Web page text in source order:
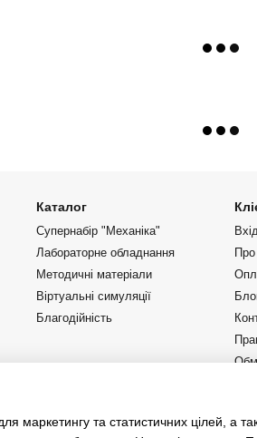
Каталог
Супернабір "Механіка"
Лабораторне обладнання
Методичні матеріали
Віртуальні симуляції
Благодійність
маркетингу та статистичних цілей, а